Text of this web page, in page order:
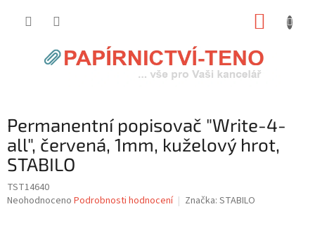
Permanentní popisovač "Write-4-
all", červená, 1mm, kuželový hrot,
STABILO
TST14640
Průměrné
Neohodnoceno Podrobnosti hodnocení Značka: STABILO